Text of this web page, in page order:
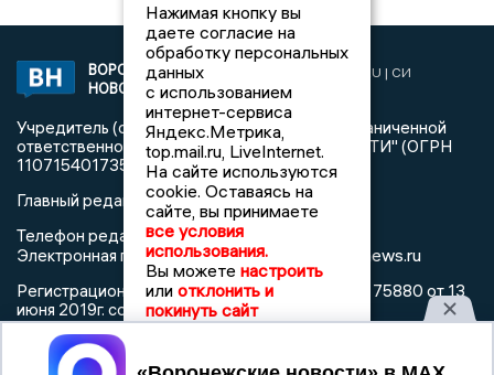
ВОРОНЕЖСКИЕ
НОВОСТИ
2019 © VORONEZHNEWS.RU | СИ
«Воронежские новости»
Учредитель (соучредители): Общество с ограниченной
ответственностью "РЕГИОНАЛЬНЫЕ НОВОСТИ" (ОГРН
1107154017354)
Главный редактор: Пирогов А.А.
Телефон редакции: +7 (473) 262 77 92
Электронная почта редакции:info@voronezhnews.ru
Регистрационный номер: серия Эл № ФС 77 - 75880 от 13
июня 2019г. согласно выписке из реестра
зарегистрированных средств массовой информации
выдана Федеральной службой по надзору в сфере связи,
информационных технологий и массовых коммуникаций
Нажимая кнопку вы
даете согласие на
обработку персональных
данных
с использованием
интернет-сервиса
Яндекс.Метрика,
top.mail.ru, LiveInternet.
На сайте используются
cookie. Оставаясь на
сайте, вы принимаете
все условия
использования.
Вы можете настроить
или отклонить и
покинуть сайт
Принять